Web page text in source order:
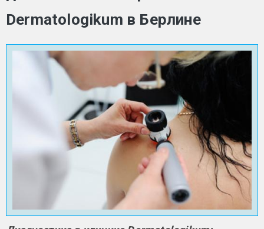
Dermatologikum в Берлине